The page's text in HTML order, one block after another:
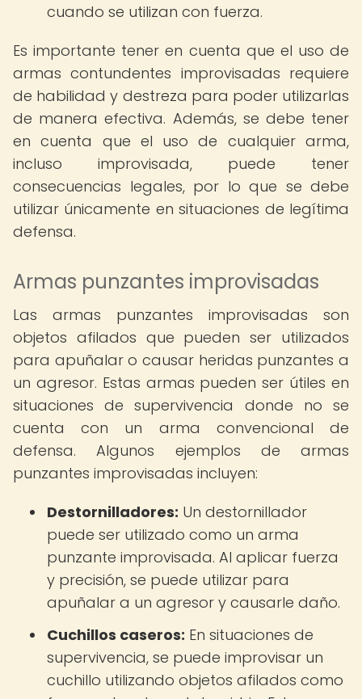
cuando se utilizan con fuerza.
Es importante tener en cuenta que el uso de
armas contundentes improvisadas requiere
de habilidad y destreza para poder utilizarlas
de manera efectiva. Además, se debe tener
en cuenta que el uso de cualquier arma,
incluso improvisada, puede tener
consecuencias legales, por lo que se debe
utilizar únicamente en situaciones de legítima
defensa.
Armas punzantes improvisadas
Las armas punzantes improvisadas son
objetos afilados que pueden ser utilizados
para apuñalar o causar heridas punzantes a
un agresor. Estas armas pueden ser útiles en
situaciones de supervivencia donde no se
cuenta con un arma convencional de
defensa. Algunos ejemplos de armas
punzantes improvisadas incluyen:
Destornilladores: Un destornillador
puede ser utilizado como un arma
punzante improvisada. Al aplicar fuerza
y precisión, se puede utilizar para
apuñalar a un agresor y causarle daño.
Cuchillos caseros: En situaciones de
supervivencia, se puede improvisar un
cuchillo utilizando objetos afilados como